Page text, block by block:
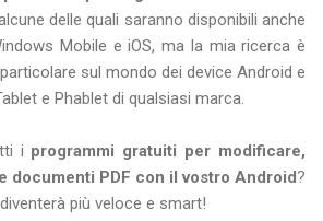
delle quali saranno disponibili anche
Mobile e iOS, ma la mia ricerca è
sul mondo dei device Android e
e Phablet di qualsiasi marca.
i programmi gratuiti per modificare,
documenti PDF con il vostro Android?
più veloce e smart!